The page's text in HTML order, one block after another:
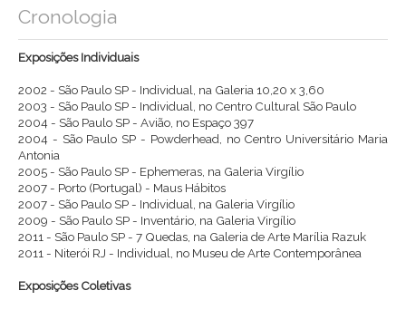
Cronologia
Exposições Individuais
2002 - São Paulo SP - Individual, na Galeria 10,20 x 3,60
2003 - São Paulo SP - Individual, no Centro Cultural São Paulo
2004 - São Paulo SP - Avião, no Espaço 397
2004 - São Paulo SP - Powderhead, no Centro Universitário Maria
Antonia
2005 - São Paulo SP - Ephemeras, na Galeria Virgílio
2007 - Porto (Portugal) - Maus Hábitos
2007 - São Paulo SP - Individual, na Galeria Virgílio
2009 - São Paulo SP - Inventário, na Galeria Virgílio
2011 - São Paulo SP - 7 Quedas, na Galeria de Arte Marília Razuk
2011 - Niterói RJ - Individual, no Museu de Arte Contemporânea
Exposições Coletivas